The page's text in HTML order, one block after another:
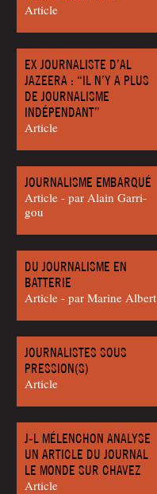
Article
EX JOURNALISTE D’AL
JAZEERA : “IL N’Y A PLUS
DE JOURNALISME
INDÉPENDANT”
Article
JOURNALISME EMBARQUÉ
Article - par Alain Gar­ri­
gou
DU JOURNALISME EN
BATTERIE
Article - par Marine Albert
JOURNALISTES SOUS
PRESSION(S)
Article
J‑L MÉLENCHON ANALYSE
UN ARTICLE DU JOURNAL
LE MONDE SUR CHAVEZ
Article